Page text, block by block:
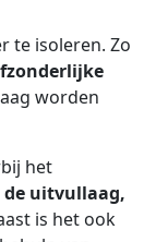
te isoleren. Zo
worden
het
uitvullaag,
is het ook